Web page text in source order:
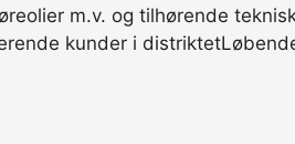
m.v. og tilhørende
kunder i